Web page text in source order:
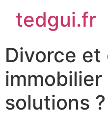
tedgui.fr
Divorce
immobilier
solutions ?